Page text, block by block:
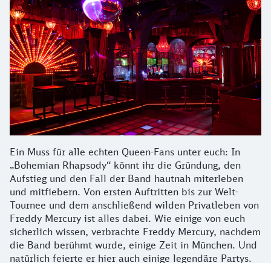
Ein Muss für alle echten Queen-Fans unter euch: In
„Bohemian Rhapsody“ könnt ihr die Gründung, den
Aufstieg und den Fall der Band hautnah miterleben
und mitfiebern. Von ersten Auftritten bis zur Welt-
Tournee und dem anschließend wilden Privatleben von
Freddy Mercury ist alles dabei. Wie einige von euch
sicherlich wissen, verbrachte Freddy Mercury, nachdem
die Band berühmt wurde, einige Zeit in München. Und
natürlich feierte er hier auch einige legendäre Partys.